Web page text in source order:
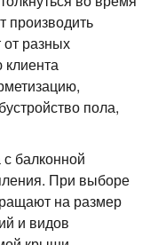
производить
от разных
пола,
балконной
При выборе
на размер
и видов